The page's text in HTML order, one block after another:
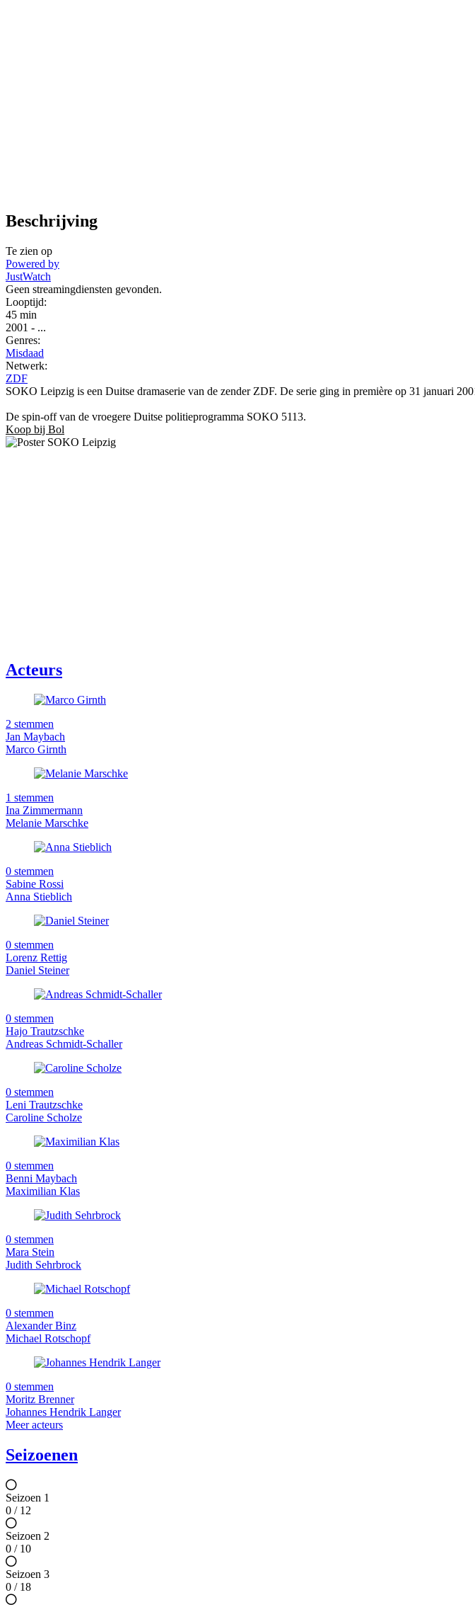
Beschrijving
Te zien op
Powered by
JustWatch
Geen streamingdiensten gevonden.
Looptijd:
45 min
2001 - ...
Genres:
Misdaad
Netwerk:
ZDF
SOKO Leipzig is een Duitse dramaserie van de zender ZDF. De serie ging in première op 31 januari
De spin-off van de vroegere Duitse politieprogramma SOKO 5113.
Koop bij Bol
Acteurs
2 stemmen
Jan Maybach
Marco Girnth
1 stemmen
Ina Zimmermann
Melanie Marschke
0 stemmen
Sabine Rossi
Anna Stieblich
0 stemmen
Lorenz Rettig
Daniel Steiner
0 stemmen
Hajo Trautzschke
Andreas Schmidt-Schaller
0 stemmen
Leni Trautzschke
Caroline Scholze
0 stemmen
Benni Maybach
Maximilian Klas
0 stemmen
Mara Stein
Judith Sehrbrock
0 stemmen
Alexander Binz
Michael Rotschopf
0 stemmen
Moritz Brenner
Johannes Hendrik Langer
Meer acteurs
Seizoenen
Seizoen 1
0 / 12
Seizoen 2
0 / 10
Seizoen 3
0 / 18